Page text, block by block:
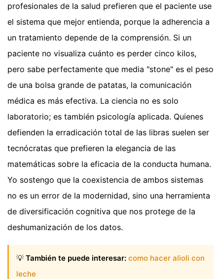
profesionales de la salud prefieren que el paciente use
el sistema que mejor entienda, porque la adherencia a
un tratamiento depende de la comprensión. Si un
paciente no visualiza cuánto es perder cinco kilos,
pero sabe perfectamente que media "stone" es el peso
de una bolsa grande de patatas, la comunicación
médica es más efectiva. La ciencia no es solo
laboratorio; es también psicología aplicada. Quienes
defienden la erradicación total de las libras suelen ser
tecnócratas que prefieren la elegancia de las
matemáticas sobre la eficacia de la conducta humana.
Yo sostengo que la coexistencia de ambos sistemas
no es un error de la modernidad, sino una herramienta
de diversificación cognitiva que nos protege de la
deshumanización de los datos.
💡 También te puede interesar: como hacer alioli con
leche